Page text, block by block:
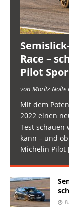
Race –
Pilot
von Moritz Nolte
Mit dem
2022 einen
Test schauen
kann – und
Michelin Pilot